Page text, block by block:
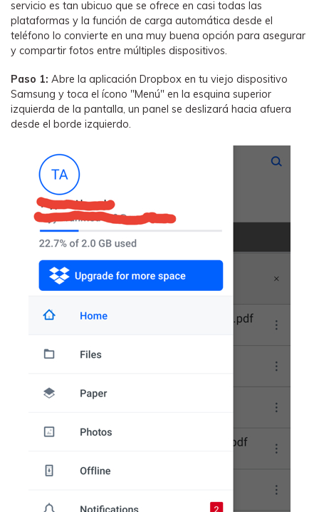
servicio es tan ubicuo que se ofrece en casi todas las
plataformas y la función de carga automática desde el
teléfono lo convierte en una muy buena opción para asegurar
y compartir fotos entre múltiples dispositivos.
Paso 1: Abre la aplicación Dropbox en tu viejo dispositivo
Samsung y toca el ícono "Menú" en la esquina superior
izquierda de la pantalla, un panel se deslizará hacia afuera
desde el borde izquierdo.